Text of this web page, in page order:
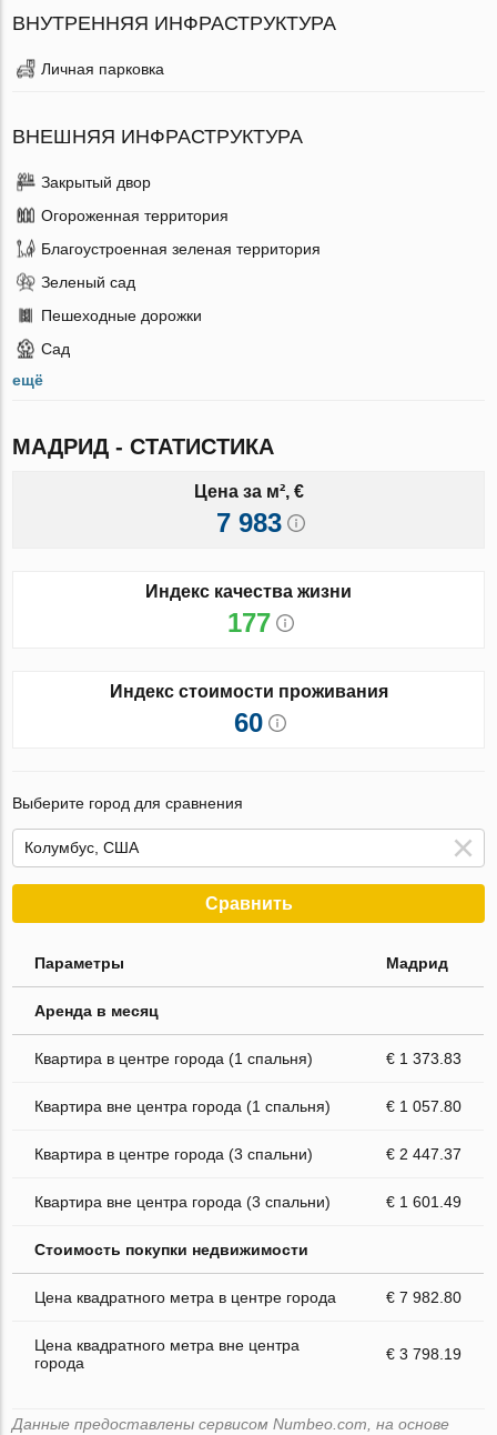
ВНУТРЕННЯЯ ИНФРАСТРУКТУРА
Личная парковка
ВНЕШНЯЯ ИНФРАСТРУКТУРА
Закрытый двор
Огороженная территория
Благоустроенная зеленая территория
Зеленый сад
Пешеходные дорожки
Сад
ещё
МАДРИД - СТАТИСТИКА
Цена за м², €
7 983
Индекс качества жизни
177
Индекс стоимости проживания
60
Выберите город для сравнения
Сравнить
Параметры Мадрид
Аренда в месяц
Квартира в центре города (1 спальня) € 1 373.83
Квартира вне центра города (1 спальня) € 1 057.80
Квартира в центре города (3 спальни) € 2 447.37
Квартира вне центра города (3 спальни) € 1 601.49
Стоимость покупки недвижимости
Цена квадратного метра в центре города € 7 982.80
Цена квадратного метра вне центра
города
€ 3 798.19
Данные предоставлены сервисом Numbeo.com, на основе